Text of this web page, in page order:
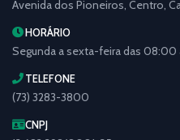
Avenida dos Pioneiros, Centro,
HORÁRIO
Segunda a sexta-feira das 08:00
TELEFONE
(73) 3283-3800
CNPJ